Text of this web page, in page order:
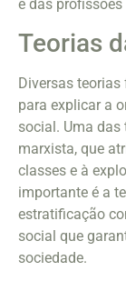
e das
Teorias
Diversas
para explicar a
social. Uma das
marxista, que
classes e à
importante é a
estratificação
social que
sociedade.